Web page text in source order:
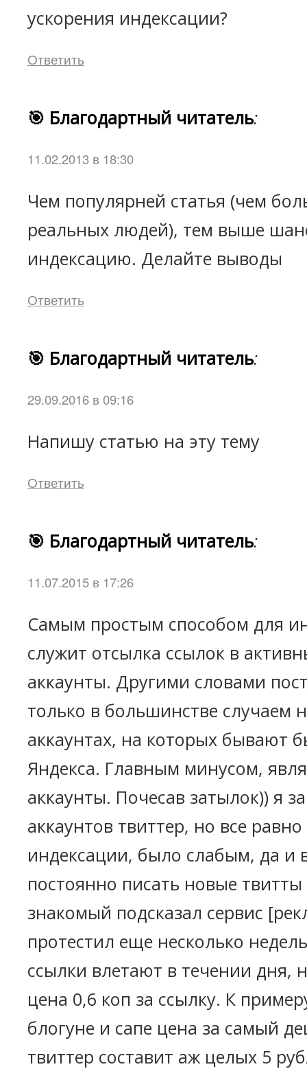
ускорения индексации?
Ответить
🎯 Благодартный читатель:
11.02.2013 в 18:30
Чем популярней статья (чем
реальных людей), тем выше
индексацию. Делайте выводы
Ответить
🎯 Благодартный читатель:
29.09.2016 в 09:16
Напишу статью на эту тему
Ответить
🎯 Благодартный читатель:
11.07.2015 в 17:26
Самым простым способом для
служит отсылка ссылок в
аккаунты. Другими словами
только в большинстве случаем
аккаунтах, на которых бывают
Яндекса. Главным минусом,
аккаунты. Почесав затылок)) я
аккаунтов твиттер, но все
индексации, было слабым, да и
постоянно писать новые
знакомый подсказал сервис
протестил еще несколько
ссылки влетают в течении дня,
цена 0,6 коп за ссылку. К
блогуне и сапе цена за самый
твиттер составит аж целых 5